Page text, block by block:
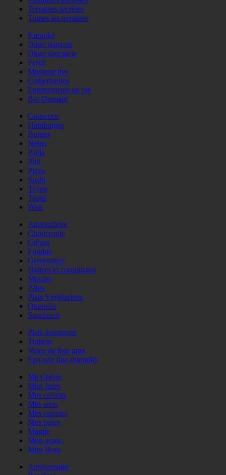
Terrasses secrètes
Toutes les terrasses
Karaoké
Diner dansant
Diner spectacle
Festif
Musique live
Catherinettes
Enterrements de vie
Bar Dansant
Couscous
Hamburger
Burger
Nems
Paëla
Phö
Pizza
Sushi
Tajine
Tapas
Wok
Andouillette
Choucroute
Crêpes
Fondue
Grenouilles
Huitres et coquillages
Moules
Pâtes
Plats Végétariens
Quenelle
Saucisson
Plats àemporter
Traiteur
Vente de foie gras
Epicerie fine (bientôt)
Ma Chérie
Mon Jules
Mes enfants
Mes amis
Mes copines
Mes potes
Mamie
Mon assoc.
Mon Boss
Anniversaire